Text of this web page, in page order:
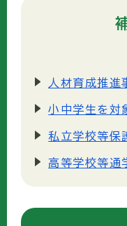
人材育成推
私立学校等保
高等学校等通